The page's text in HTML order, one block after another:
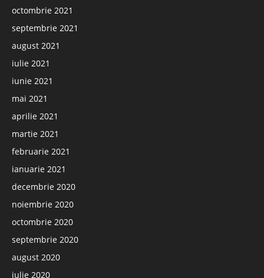
octombrie 2021
septembrie 2021
august 2021
iulie 2021
iunie 2021
mai 2021
aprilie 2021
martie 2021
februarie 2021
ianuarie 2021
decembrie 2020
noiembrie 2020
octombrie 2020
septembrie 2020
august 2020
iulie 2020